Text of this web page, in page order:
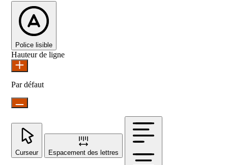
Police lisible
Hauteur de ligne
Par défaut
Curseur Espacement des lettres